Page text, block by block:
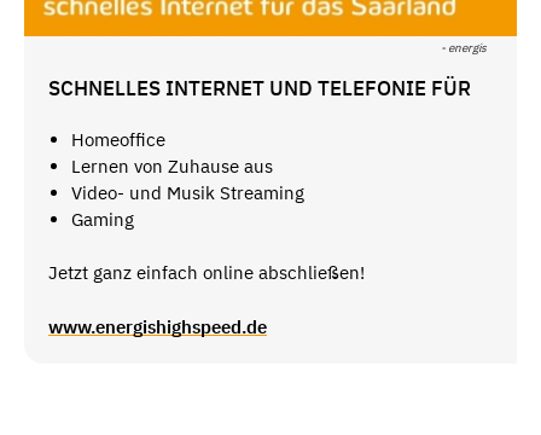
- energis
SCHNELLES INTERNET UND TELEFONIE FÜR
Homeoffice
Lernen von Zuhause aus
Video- und Musik Streaming
Gaming
Jetzt ganz einfach online abschließen!
www.energishighspeed.de